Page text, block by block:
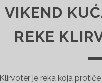
VIKEND
REKE
Klirvoter je reka koja